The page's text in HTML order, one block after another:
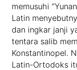
memusuhi
Latin
dan ingkar janji
tentara salib
Konstantinopel.
Latin-Ortodoks